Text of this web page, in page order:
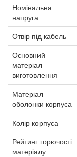
Номінальна
напруга
Отвір під кабель
Основний
матеріал
виготовлення
Матеріал
оболонки корпуса
Колір корпуса
Рейтинг горючості
матеріалу